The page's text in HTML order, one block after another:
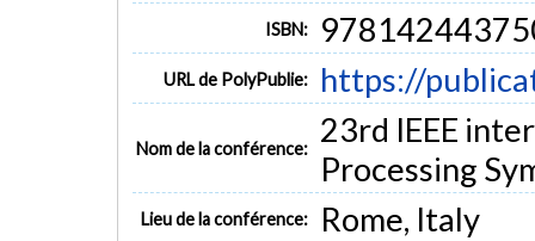
ISBN:
URL de PolyPublie: https://
Nom de la conférence:
23rd IEEE
Processing
Lieu de la conférence: Rome, Italy